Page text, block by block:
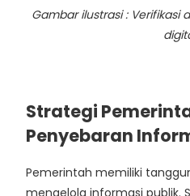
Gambar ilustrasi : Verifikasi
Strategi
Penyebaran
Pemerintah memiliki
mengelola informasi publik.